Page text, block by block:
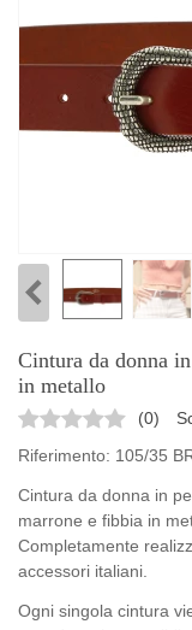
Cintura da donna
in metallo
(0)
Riferimento: 105/35
Cintura da donna in
marrone e fibbia in
Completamente
accessori italiani.
Ogni singola cintura